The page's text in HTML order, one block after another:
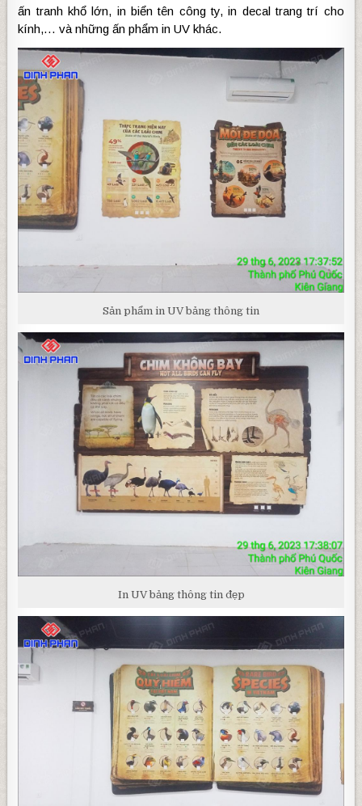
ấn tranh khổ lớn, in biển tên công ty, in decal trang trí cho
kính,… và những ấn phẩm in UV khác.
Sản phẩm in UV bảng thông tin
In UV bảng thông tin đẹp